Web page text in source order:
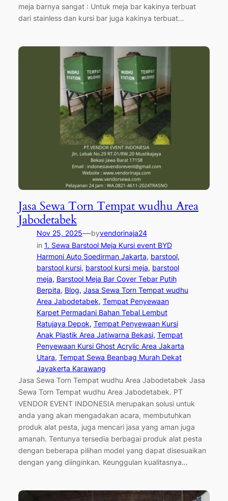
meja barnya sangat : Untuk meja bar kakinya terbuat
dari stainless dan kursi bar juga kakinya terbuat…
Jasa Sewa Torn Tempat wudhu Area
Jabodetabek
Nov 25, 2025—byvendorinaja24
in 1. Sewa Barstool Meja Kursi event BYD
Harmoni Auto Soedirman Jakarta, barstool
barstool kursi, barstool kursi meja, barstool
meja, Barstool Meja Bar Cover Tebar Putih
Berpita, Blog, Jasa Sewa Torn Tempat wudhu
Area Jabodetabek, Tempat Penyewaan
Karpet Permadani Bahan Tebal Lembut
Ratujaya Depok, Tempat Penyewaan Kursi
Anak Plastik Area Jatiwarna Bekasi, Tempat
Penyewaan Kursi Ghost Acrylic Area Jakarta
Utara, Tempat Sewa Beanbag Murah Dekat
Jayakerta Karawang
Jasa Sewa Torn Tempat wudhu Area Jabodetabek Jasa
Sewa Torn Tempat wudhu Area Jabodetabek. PT
VENDOR EVENT INDONESIA merupakan solusi untuk
anda yang akan mengadakan acara, membutuhkan
produk alat pesta, juga mencari jasa yang aman juga
amanah. Tentunya tersedia berbagai produk alat pesta
dengan beberapa pilihan model yang dapat disesuaikan
dengan yang diinginkan. Keunggulan kualitasnya…